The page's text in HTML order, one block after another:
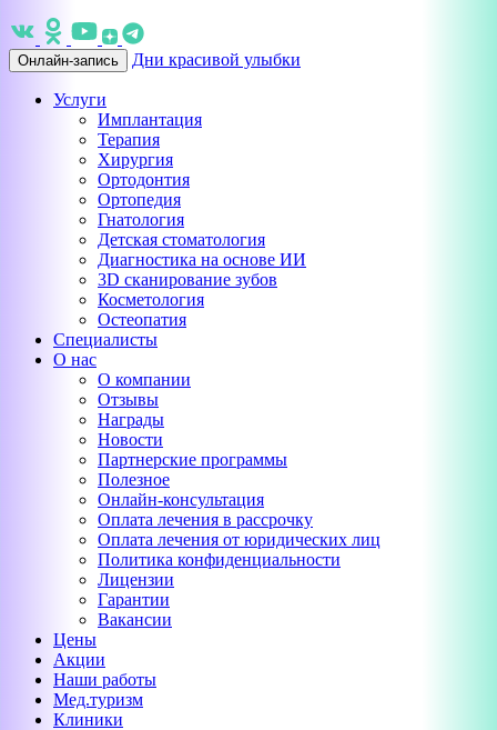
Онлайн-запись Дни красивой улыбки
Услуги
Имплантация
Терапия
Хирургия
Ортодонтия
Ортопедия
Гнатология
Детская стоматология
Диагностика на основе ИИ
3D сканирование зубов
Косметология
Остеопатия
Специалисты
О нас
О компании
Отзывы
Награды
Новости
Партнерские программы
Полезное
Онлайн-консультация
Оплата лечения в рассрочку
Оплата лечения от юридических лиц
Политика конфиденциальности
Лицензии
Гарантии
Вакансии
Цены
Акции
Наши работы
Мед.туризм
Клиники